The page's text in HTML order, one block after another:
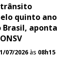
quinto ano
Brasil, aponta
07/2026às 08h15